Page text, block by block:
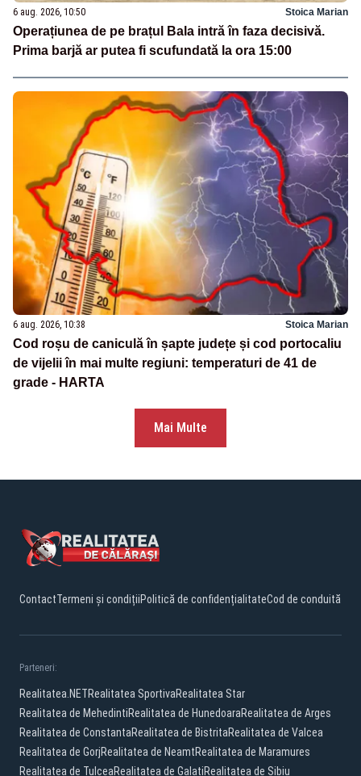
6 aug. 2026, 10:50 Stoica Marian
Operațiunea de pe brațul Bala intră în faza decisivă.
Prima barjă ar putea fi scufundată la ora 15:00
6 aug. 2026, 10:38 Stoica Marian
Cod roșu de caniculă în șapte județe și cod portocaliu
de vijelii în mai multe regiuni: temperaturi de 41 de
grade - HARTA
Mai Multe
ContactTermeni și condițiiPolitică de confidențialitateCod de conduită
Parteneri:
Realitatea.NETRealitatea SportivaRealitatea Star
Realitatea de MehedintiRealitatea de HunedoaraRealitatea de Arges
Realitatea de ConstantaRealitatea de BistritaRealitatea de Valcea
Realitatea de GorjRealitatea de NeamtRealitatea de Maramures
Realitatea de TulceaRealitatea de GalatiRealitatea de Sibiu